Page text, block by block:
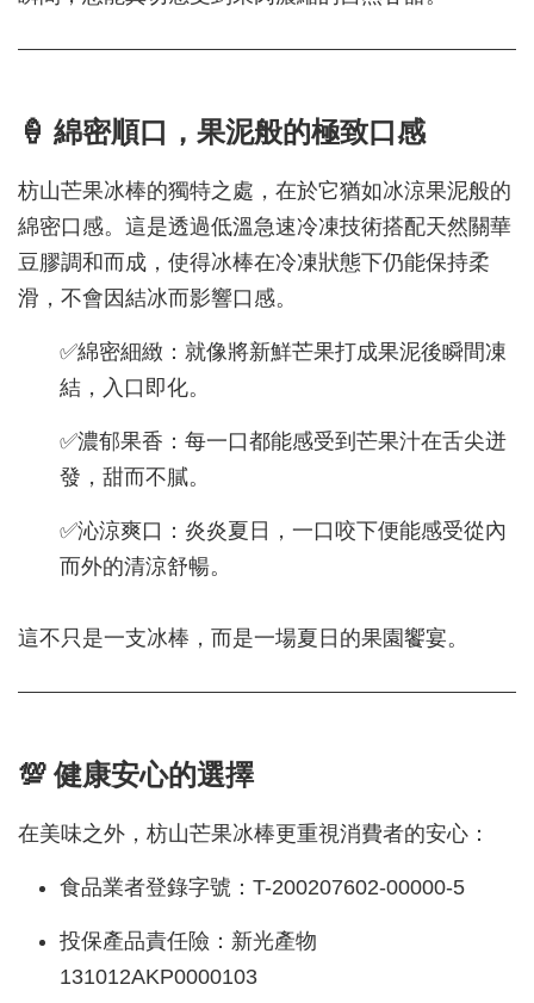
🍦 綿密順口，果泥般的極致口感
枋山芒果冰棒的獨特之處，在於它猶如冰涼果泥般的
綿密口感。這是透過低溫急速冷凍技術搭配天然關華
豆膠調和而成，使得冰棒在冷凍狀態下仍能保持柔
滑，不會因結冰而影響口感。
✅綿密細緻：就像將新鮮芒果打成果泥後瞬間凍
結，入口即化。
✅濃郁果香：每一口都能感受到芒果汁在舌尖迸
發，甜而不膩。
✅沁涼爽口：炎炎夏日，一口咬下便能感受從內
而外的清涼舒暢。
這不只是一支冰棒，而是一場夏日的果園饗宴。
💯 健康安心的選擇
在美味之外，枋山芒果冰棒更重視消費者的安心：
食品業者登錄字號：T-200207602-00000-5
投保產品責任險：新光產物
131012AKP0000103